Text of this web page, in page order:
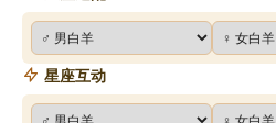
《易经》第二十四卦 复 地
《易经》第二十五卦 无妄
星座互动